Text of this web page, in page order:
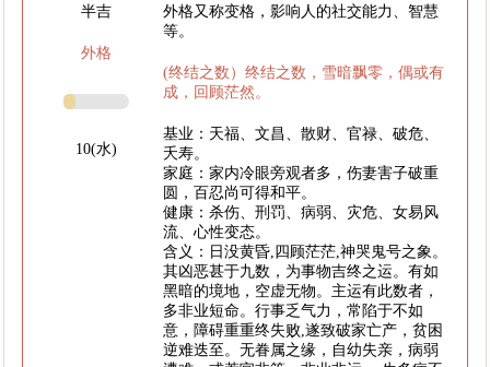
半吉
外格
10(水)
外格又称变格，影响人的社交能力、智慧
等。
(终结之数）终结之数，雪暗飘零，偶或有
成，回顾茫然。
基业：天福、文昌、散财、官禄、破危、
夭寿。
家庭：家内冷眼旁观者多，伤妻害子破重
圆，百忍尚可得和平。
健康：杀伤、刑罚、病弱、灾危、女易风
流、心性变态。
含义：日没黄昏,四顾茫茫,神哭鬼号之象。
其凶恶甚于九数，为事物吉终之运。有如
黑暗的境地，空虚无物。主运有此数者，
多非业短命。行事乏气力，常陷于不如
意，障碍重重终失败,遂致破家亡产，贫困
逆难迭至。无眷属之缘，自幼失亲，病弱